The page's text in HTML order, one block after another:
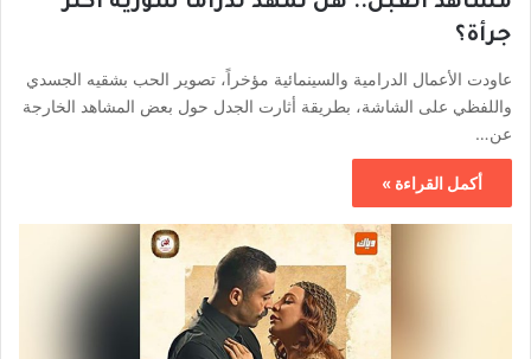
جرأة؟
عاودت الأعمال الدرامية والسينمائية مؤخراً، تصوير الحب بشقيه الجسدي
واللفظي على الشاشة، بطريقة أثارت الجدل حول بعض المشاهد الخارجة
عن…
أكمل القراءة »